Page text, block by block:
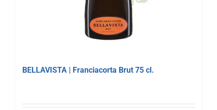
BELLAVISTA | Franciacorta Brut 75 cl.